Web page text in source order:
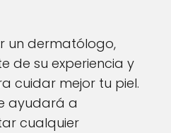
un dermatólogo,
de su experiencia y
cuidar mejor tu piel.
ayudará a
cualquier